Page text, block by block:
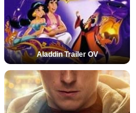
Aladdin Trailer OV